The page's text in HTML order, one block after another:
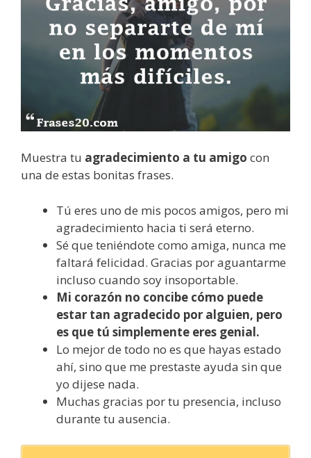
Muestra tu agradecimiento a tu amigo con
una de estas bonitas frases.
Tú eres uno de mis pocos amigos, pero mi
agradecimiento hacia ti será eterno.
Sé que teniéndote como amiga, nunca me
faltará felicidad. Gracias por aguantarme
incluso cuando soy insoportable.
Mi corazón no concibe cómo puede
estar tan agradecido por alguien, pero
es que tú simplemente eres genial.
Lo mejor de todo no es que hayas estado
ahí, sino que me prestaste ayuda sin que
yo dijese nada.
Muchas gracias por tu presencia, incluso
durante tu ausencia.